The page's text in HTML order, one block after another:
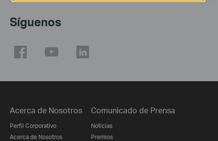
Síguenos
Acerca de Nosotros
Perfil Corporativo
Acerca de Nosotros
Comunicado de Prensa
Noticias
Premios